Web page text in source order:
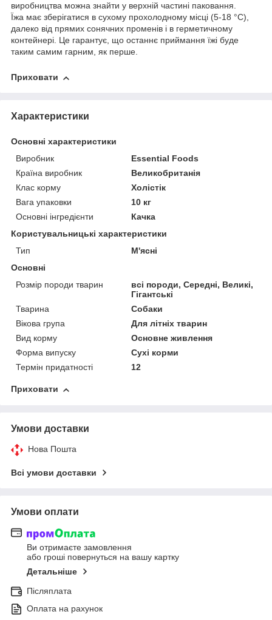
виробництва можна знайти у верхній частині паковання.
Їжа має зберігатися в сухому прохолодному місці (5-18 °C),
далеко від прямих сонячних променів і в герметичному
контейнері. Це гарантує, що останнє приймання їжі буде
таким самим гарним, як перше.
Приховати
Характеристики
Основні характеристики
Виробник
Essential Foods
Країна виробник
Великобританія
Клас корму
Холістік
Вага упаковки
10 кг
Основні інгредієнти
Качка
Користувальницькі характеристики
Тип
М'ясні
Основні
Розмір породи тварин
всі породи, Середні, Великі,
Гігантські
Тварина
Собаки
Вікова група
Для літніх тварин
Вид корму
Основне живлення
Форма випуску
Сухі корми
Термін придатності
12
Приховати
Умови доставки
Нова Пошта
Всі умови доставки
Умови оплати
Ви отримаєте замовлення
або гроші повернуться на вашу картку
Детальніше
Післяплата
Оплата на рахунок